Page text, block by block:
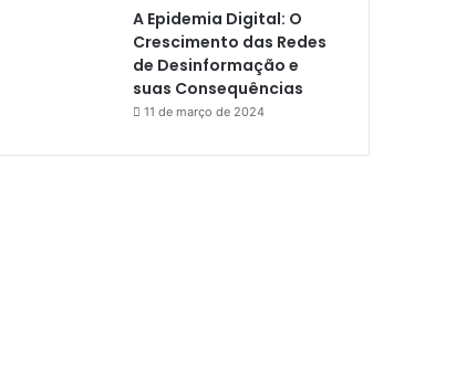
A Epidemia Digital: O
Crescimento das Redes
de Desinformação e
suas Consequências
11 de março de 2024